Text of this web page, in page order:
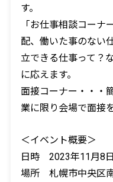
す。
「お仕事相談コーナ
配、働いた事のない
立できる仕事って？
に応えます。
面接コーナー・・・
業に限り会場で面接
＜イベント概要＞
日時 2023年11月8
場所 札幌市中央区